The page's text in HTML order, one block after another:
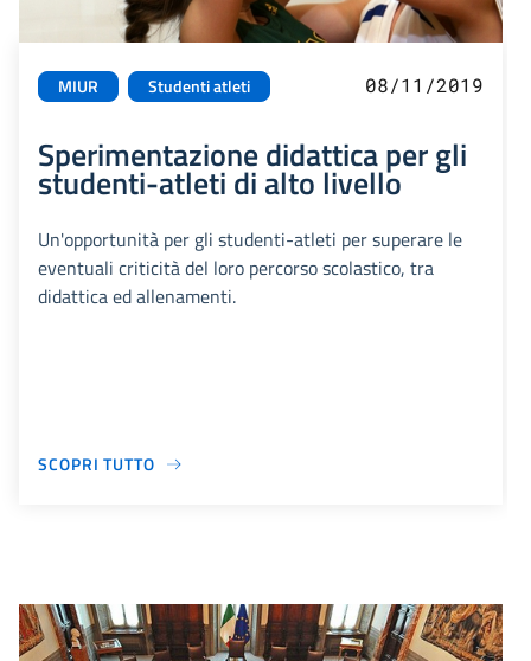
MIUR Studenti atleti 08/11/2019
Sperimentazione didattica per gli
studenti-atleti di alto livello
Un'opportunità per gli studenti-atleti per superare le
eventuali criticità del loro percorso scolastico, tra
didattica ed allenamenti.
SCOPRI TUTTO